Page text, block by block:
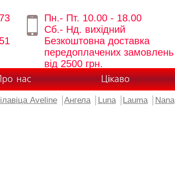
Пн.- Пт. 10.00 - 18.00
Сб.- Нд. вихідний
Безкоштовна доставка
передоплачених замовлень
від 2500 грн.
нас Цікаво
Aveline Ангела Luna Lauma Nana